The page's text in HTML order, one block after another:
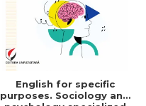
English for specific
purposes. Sociology and